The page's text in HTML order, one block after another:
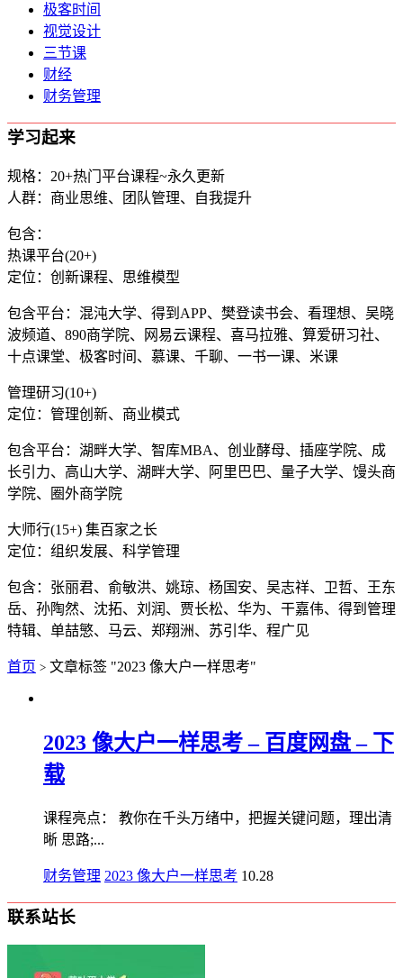
极客时间
视觉设计
三节课
财经
财务管理
学习起来
规格：20+热门平台课程~永久更新
人群：商业思维、团队管理、自我提升
包含：
热课平台(20+)
定位：创新课程、思维模型
包含平台：混沌大学、得到APP、樊登读书会、看理想、吴晓
波频道、890商学院、网易云课程、喜马拉雅、算爱研习社、
十点课堂、极客时间、慕课、千聊、一书一课、米课
管理研习(10+)
定位：管理创新、商业模式
包含平台：湖畔大学、智库MBA、创业酵母、插座学院、成
长引力、高山大学、湖畔大学、阿里巴巴、量子大学、馒头商
学院、圈外商学院
大师行(15+) 集百家之长
定位：组织发展、科学管理
包含：张丽君、俞敏洪、姚琼、杨国安、吴志祥、卫哲、王东
岳、孙陶然、沈拓、刘润、贾长松、华为、干嘉伟、得到管理
特辑、单喆慜、马云、郑翔洲、苏引华、程广见
首页 > 文章标签 "2023 像大户一样思考"
2023 像大户一样思考 – 百度网盘 – 下
载
课程亮点： 教你在千头万绪中，把握关键问题，理出清
晰 思路;...
财务管理 2023 像大户一样思考 10.28
联系站长